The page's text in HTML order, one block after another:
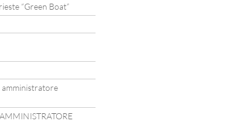
“Green Boat”
amministratore